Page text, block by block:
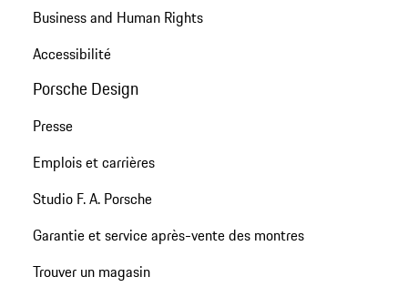
Business and Human Rights
Accessibilité
Porsche Design
Presse
Emplois et carrières
Studio F. A. Porsche
Garantie et service après-vente des montres
Trouver un magasin